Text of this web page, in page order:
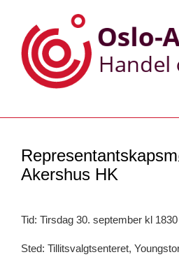
content
Akershus HK
Tid: Tirsdag 30. september kl 1830
Sted: Tillitsvalgtsenteret,